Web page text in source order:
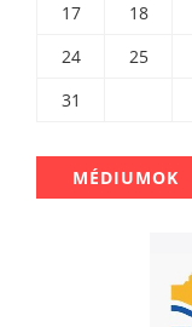
17
18
24
25
31
MÉDIUMOK